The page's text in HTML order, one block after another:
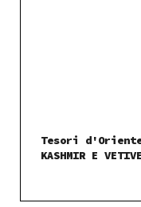
Tesori d'Oriente
KASHMIR E